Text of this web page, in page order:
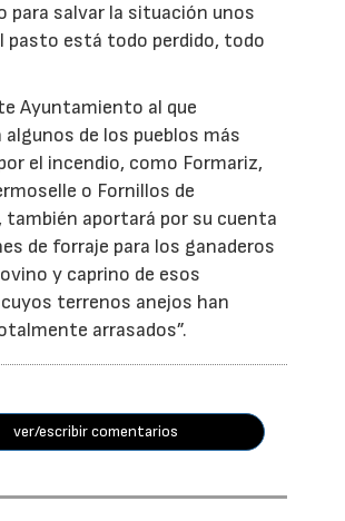
para salvar la situación unos
pasto está todo perdido, todo
Ayuntamiento al que
de los pueblos más
el incendio, como Formariz,
o Fornillos de
también aportará por su cuenta
de forraje para los ganaderos
y caprino de esos
terrenos anejos han
arrasados”.
ver/escribir comentarios